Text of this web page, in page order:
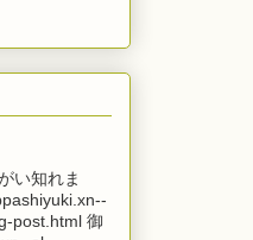
い知れま
post.html 御